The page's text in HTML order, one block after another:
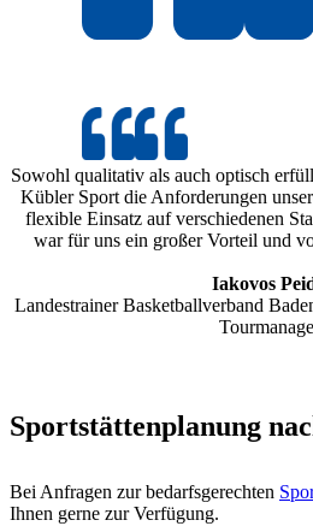
Sowohl qualitativ als auch optisch
Kübler Sport die Anforderungen
flexible Einsatz auf verschiedenen
war für uns ein großer Vorteil und
Iakovos
Landestrainer Basketballverband
Sportstättenplanung
Bei Anfragen zur bedarfsgerechten
Ihnen gerne zur Verfügung.